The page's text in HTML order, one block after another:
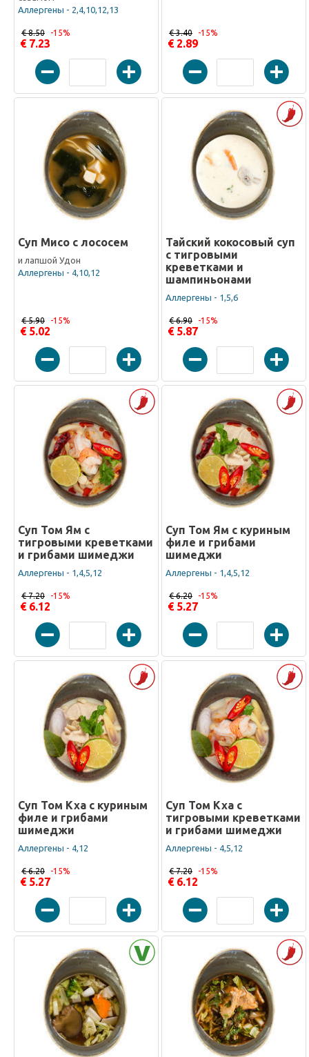
Аллергены - 2,4,10,12,13
€ 7.23
€ 8.50 -15%
€ 2.89
€ 3.40 -15%
Суп Мисо с лососем
и лапшой Удон
Аллергены - 4,10,12
€ 5.02
€ 5.90 -15%
Тайский кокосовый суп
с тигровыми
креветками и
шампиньонами
Аллергены - 1,5,6
€ 5.87
€ 6.90 -15%
Суп Том Ям с
тигровыми креветками
и грибами шимеджи
Аллергены - 1,4,5,12
€ 6.12
€ 7.20 -15%
Суп Том Ям с куриным
филе и грибами
шимеджи
Аллергены - 1,4,5,12
€ 5.27
€ 6.20 -15%
Суп Том Кха с куриным
филе и грибами
шимеджи
Аллергены - 4,12
€ 5.27
€ 6.20 -15%
Суп Том Кха с
тигровыми креветками
и грибами шимеджи
Аллергены - 4,5,12
€ 6.12
€ 7.20 -15%